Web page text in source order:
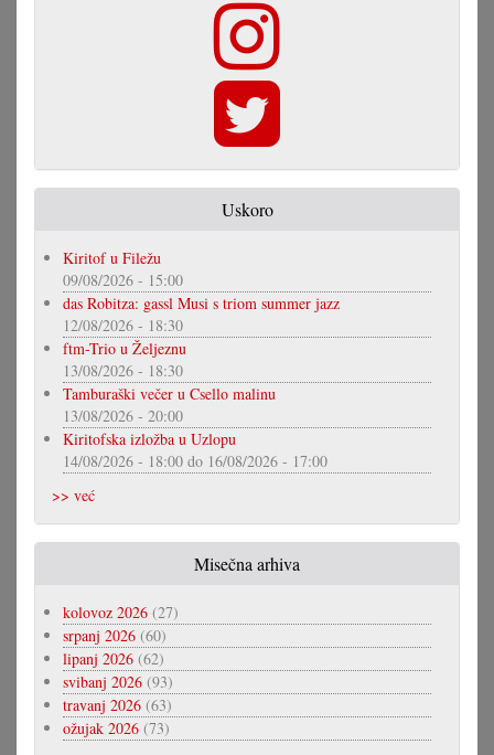
Uskoro
Kiritof u Filežu
09/08/2026 - 15:00
das Robitza: gassl Musi s triom summer jazz
12/08/2026 - 18:30
ftm-Trio u Željeznu
13/08/2026 - 18:30
Tamburaški večer u Csello malinu
13/08/2026 - 20:00
Kiritofska izložba u Uzlopu
14/08/2026 - 18:00 do 16/08/2026 - 17:00
>> već
Misečna arhiva
kolovoz 2026 (27)
srpanj 2026 (60)
lipanj 2026 (62)
svibanj 2026 (93)
travanj 2026 (63)
ožujak 2026 (73)